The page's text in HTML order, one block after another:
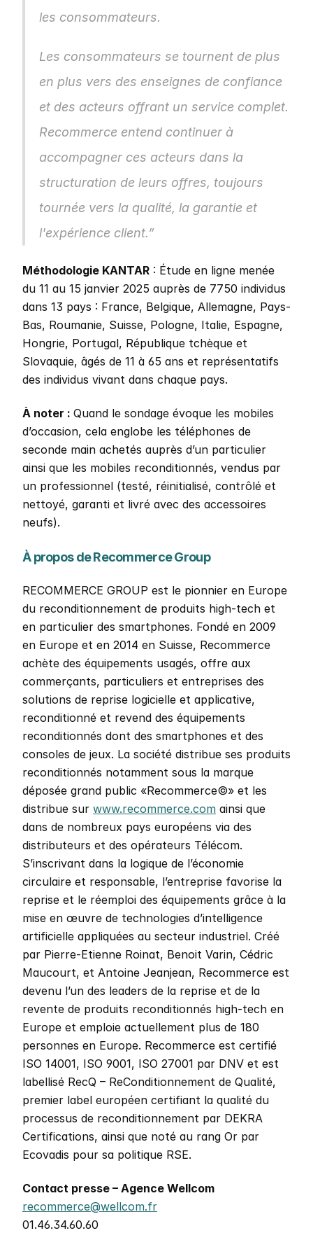
les consommateurs.
Les consommateurs se tournent de plus
en plus vers des enseignes de confiance
et des acteurs offrant un service complet.
Recommerce entend continuer à
accompagner ces acteurs dans la
structuration de leurs offres, toujours
tournée vers la qualité, la garantie et
l'expérience client.”
Méthodologie KANTAR : Étude en ligne menée
du 11 au 15 janvier 2025 auprès de 7750 individus
dans 13 pays : France, Belgique, Allemagne, Pays-
Bas, Roumanie, Suisse, Pologne, Italie, Espagne,
Hongrie, Portugal, République tchèque et
Slovaquie, âgés de 11 à 65 ans et représentatifs
des individus vivant dans chaque pays.
À noter : Quand le sondage évoque les mobiles
d’occasion, cela englobe les téléphones de
seconde main achetés auprès d’un particulier
ainsi que les mobiles reconditionnés, vendus par
un professionnel (testé, réinitialisé, contrôlé et
nettoyé, garanti et livré avec des accessoires
neufs).
À propos de Recommerce Group
RECOMMERCE GROUP est le pionnier en Europe
du reconditionnement de produits high-tech et
en particulier des smartphones. Fondé en 2009
en Europe et en 2014 en Suisse, Recommerce
achète des équipements usagés, offre aux
commerçants, particuliers et entreprises des
solutions de reprise logicielle et applicative,
reconditionné et revend des équipements
reconditionnés dont des smartphones et des
consoles de jeux. La société distribue ses produits
reconditionnés notamment sous la marque
déposée grand public «Recommerce©» et les
distribue sur www.recommerce.com ainsi que
dans de nombreux pays européens via des
distributeurs et des opérateurs Télécom.
S’inscrivant dans la logique de l’économie
circulaire et responsable, l’entreprise favorise la
reprise et le réemploi des équipements grâce à la
mise en œuvre de technologies d’intelligence
artificielle appliquées au secteur industriel. Créé
par Pierre-Etienne Roinat, Benoit Varin, Cédric
Maucourt, et Antoine Jeanjean, Recommerce est
devenu l’un des leaders de la reprise et de la
revente de produits reconditionnés high-tech en
Europe et emploie actuellement plus de 180
personnes en Europe. Recommerce est certifié
ISO 14001, ISO 9001, ISO 27001 par DNV et est
labellisé RecQ – ReConditionnement de Qualité,
premier label européen certifiant la qualité du
processus de reconditionnement par DEKRA
Certifications, ainsi que noté au rang Or par
Ecovadis pour sa politique RSE.
Contact presse – Agence Wellcom
recommerce@wellcom.fr
01.46.34.60.60